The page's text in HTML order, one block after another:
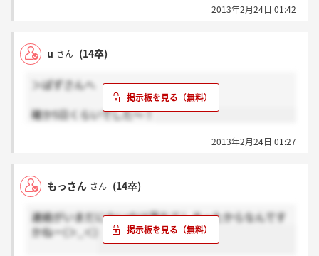
2013年2月24日 01:42
u さん (14卒)
＞ぱずさんへ
確か5日くらいでした～！
2013年2月24日 01:27
もっさん さん (14卒)
連絡がいまだにないのは落ちてしまったからなんです
かねー(＞_＜)